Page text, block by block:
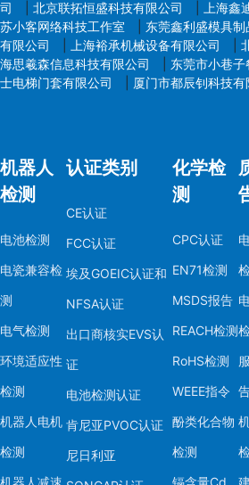
司
北京联拓恒盛科技有限公司 上海鑫
苏小客网络科技工作室
东莞鑫利盛模具制
有限公司
上海裕承机械设备有限公司
海思羲森信息科技有限公司
东莞市小巷子
士电梯门套有限公司
厦门市都辰钊科技有
机器人
检测
电池检测
电瓷兼容检
测
电气检测
环境适应性
检测
机器人电机
检测
认证类别
CE认证
FCC认证
埃及GOEIC认证和
NFSA认证
出口商核实EVS认
证
电池检测认证
肯尼亚PVOC认证
尼日利亚
化学检
测
CPC认证
EN71检测
MSDS报告
REACH检测
RoHS检测
WEEE指令
酚类化合物
检测